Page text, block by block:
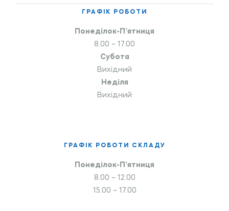
ГРАФІК РОБОТИ
Понеділок-П’ятниця
8.00 – 17.00
Субота
Вихідний
Неділя
Вихідний
ГРАФІК РОБОТИ СКЛАДУ
Понеділок-П’ятниця
8.00 – 12.00
15.00 – 17.00